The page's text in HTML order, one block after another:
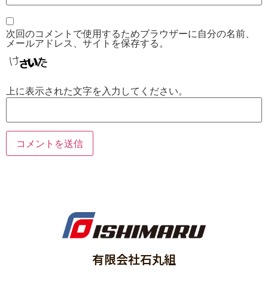
次回のコメントで使用するためブラウザーに自分の名前、
メールアドレス、サイトを保存する。
上に表示された文字を入力してください。
有限会社石丸組